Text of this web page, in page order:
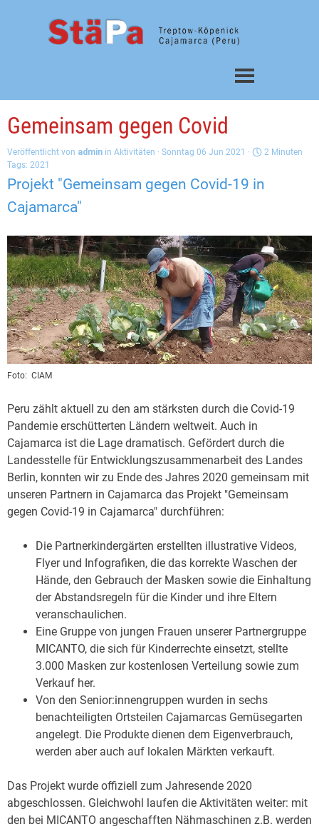
Menü überspringen
Gemeinsam gegen Covid
Veröffentlicht von admin in Aktivitäten · Sonntag 06 Jun 2021 ·
2 Minuten
Tags: 2021
Projekt "Gemeinsam gegen Covid-19 in
Cajamarca"
Foto: CIAM
Peru zählt aktuell zu den am stärksten durch die Covid-19
Pandemie erschütterten Ländern weltweit. Auch in
Cajamarca ist die Lage dramatisch. Gefördert durch die
Landesstelle für Entwicklungszusammenarbeit des Landes
Berlin, konnten wir zu Ende des Jahres 2020 gemeinsam mit
unseren Partnern in Cajamarca das Projekt "Gemeinsam
gegen Covid-19 in Cajamarca" durchführen:
Die Partnerkindergärten erstellten illustrative Videos,
Flyer und Infografiken, die das korrekte Waschen der
Hände, den Gebrauch der Masken sowie die Einhaltung
der Abstandsregeln für die Kinder und ihre Eltern
veranschaulichen.
Eine Gruppe von jungen Frauen unserer Partnergruppe
MICANTO, die sich für Kinderrechte einsetzt, stellte
3.000 Masken zur kostenlosen Verteilung sowie zum
Verkauf her.
Von den Senior:innengruppen wurden in sechs
benachteiligten Ortsteilen Cajamarcas Gemüsegarten
angelegt. Die Produkte dienen dem Eigenverbrauch,
werden aber auch auf lokalen Märkten verkauft.
Das Projekt wurde offiziell zum Jahresende 2020
abgeschlossen. Gleichwohl laufen die Aktivitäten weiter: mit
den bei MICANTO angeschafften Nähmaschinen z.B. werden